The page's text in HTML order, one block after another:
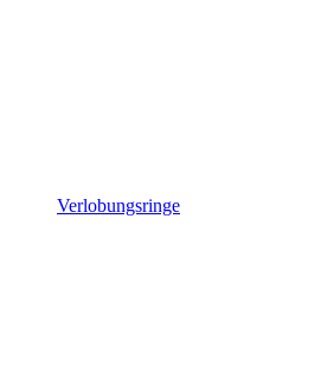
Verlobungsringe